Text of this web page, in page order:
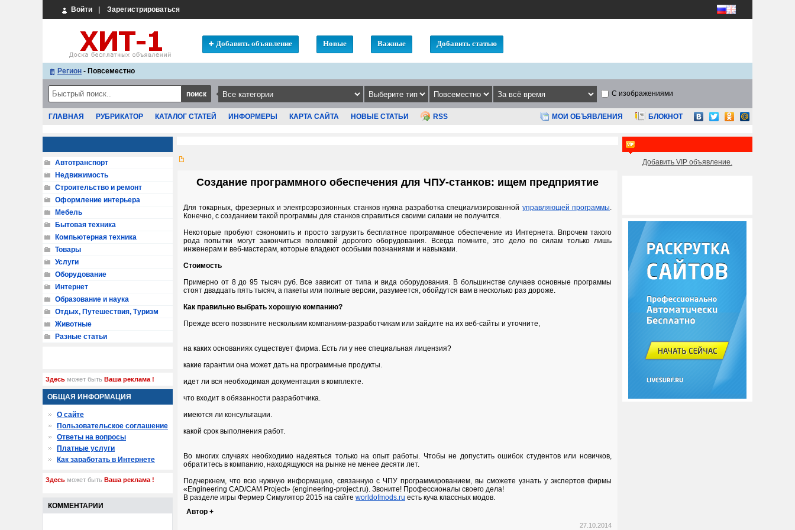
Войти Зарегистрироваться
Добавить объявление Новые Важные Добавить статью
Регион - Повсеместно
С изображениями
ГЛАВНАЯ РУБРИКАТОР КАТАЛОГ СТАТЕЙ ИНФОРМЕРЫ КАРТА САЙТА НОВЫЕ СТАТЬИ RSS МОИ ОБЪЯВЛЕНИЯ БЛОКНОТ
Создание программного обеспечения для ЧПУ-станков: ищем предприятие
Для токарных, фрезерных и электроэрозионных станков нужна разработка специализированной управляющей программы.
Конечно, с созданием такой программы для станков справиться своими силами не получится.
Некоторые пробуют сэкономить и просто загрузить бесплатное программное обеспечение из Интернета. Впрочем такого
рода попытки могут закончиться поломкой дорогого оборудования. Всегда помните, это дело по силам только лишь
инженерам и веб-мастерам, которые владеют особыми познаниями и навыками.
Стоимость
Примерно от 8 до 95 тысяч руб. Все зависит от типа и вида оборудования. В большинстве случаев основные программы
стоят двадцать пять тысяч, а пакеты или полные версии, разумеется, обойдутся вам в несколько раз дороже.
Как правильно выбрать хорошую компанию?
Прежде всего позвоните нескольким компаниям-разработчикам или зайдите на их веб-сайты и уточните,
на каких основаниях существует фирма. Есть ли у нее специальная лицензия?
какие гарантии она может дать на программные продукты.
идет ли вся необходимая документация в комплекте.
что входит в обязанности разработчика.
имеются ли консультации.
какой срок выполнения работ.
Во многих случаях необходимо надеяться только на опыт работы. Чтобы не допустить ошибок студентов или новичков,
обратитесь в компанию, находящуюся на рынке не менее десяти лет.
Подчеркнем, что всю нужную информацию, связанную с ЧПУ программированием, вы сможете узнать у экспертов фирмы
«Engineering CAD/CAM Project» (engineering-project.ru). Звоните! Профессионалы своего дела!
В разделе игры Фермер Симулятор 2015 на сайте worldofmods.ru есть куча классных модов.
Автор +
27.10.2014
Автотранспорт
Недвижимость
Строительство и ремонт
Оформление интерьера
Мебель
Бытовая техника
Компьютерная техника
Товары
Услуги
Оборудование
Интернет
Образование и наука
Отдых, Путешествия, Туризм
Животные
Разные статьи
Здесь может быть Ваша реклама !
ОБЩАЯ ИНФОРМАЦИЯ
О сайте
Пользовательское соглашение
Ответы на вопросы
Платные услуги
Как заработать в Интернете
Здесь может быть Ваша реклама !
КОММЕНТАРИИ
Добавить VIP объявление.